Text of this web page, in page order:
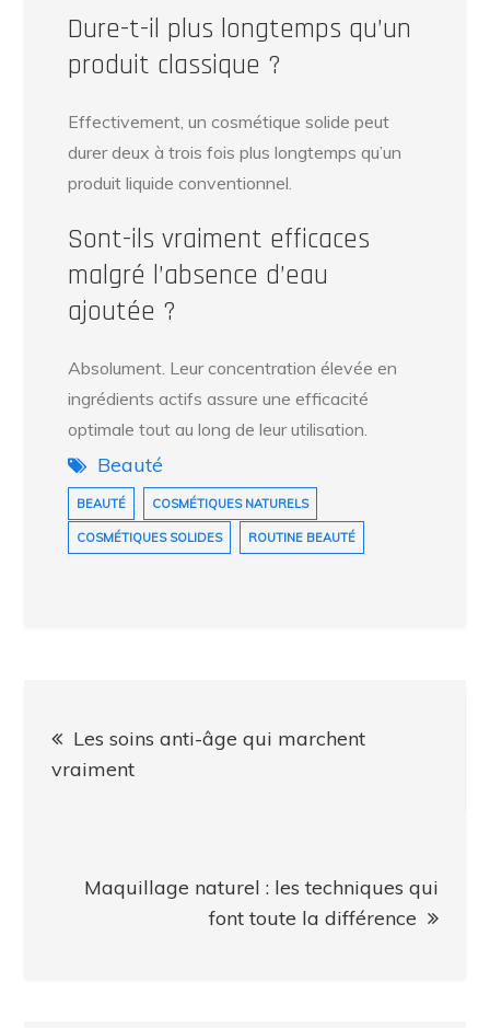
Dure-t-il plus longtemps qu’un
produit classique ?
Effectivement, un cosmétique solide peut
durer deux à trois fois plus longtemps qu’un
produit liquide conventionnel.
Sont-ils vraiment efficaces
malgré l’absence d’eau
ajoutée ?
Absolument. Leur concentration élevée en
ingrédients actifs assure une efficacité
optimale tout au long de leur utilisation.
Beauté
BEAUTÉ COSMÉTIQUES NATURELS
COSMÉTIQUES SOLIDES ROUTINE BEAUTÉ
deLes soins anti-âge qui marchent
vraiment
Maquillage naturel : les techniques qui
font toute la différence